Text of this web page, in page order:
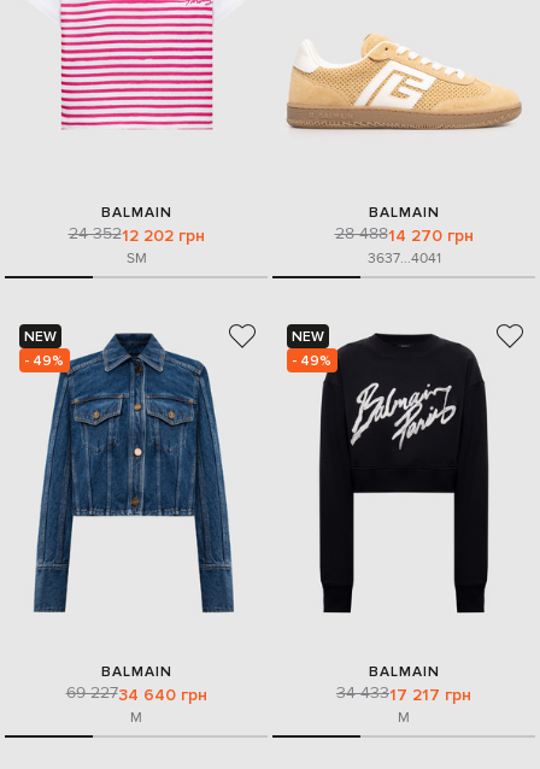
BALMAIN
24 35212 202 грн
SM
BALMAIN
28 48814 270 грн
3637...4041
NEW
- 49%
BALMAIN
69 22734 640 грн
M
NEW
- 49%
BALMAIN
34 43317 217 грн
M